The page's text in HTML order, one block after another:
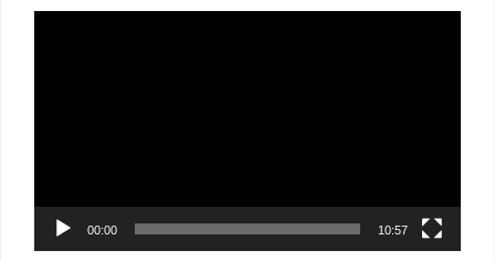
00:00 10:57